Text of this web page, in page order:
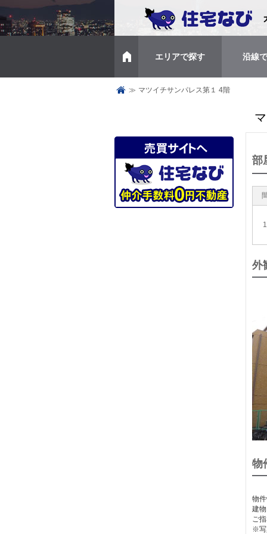
エリアで探す 沿線
トップページ
≫ マツイチサンパレス第１ 4階
部
外
物
物
建
ご
※写